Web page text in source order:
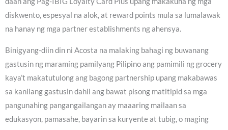
diskwento, espesyal na alok, at reward points mula sa lumalawak
na hanay ng mga partner establishments ng ahensya.
Binigyang-diin din ni Acosta na malaking bahagi ng buwanang
gastusin ng maraming pamilyang Pilipino ang pamimili ng grocery
kaya’t makatutulong ang bagong partnership upang makabawas
sa kanilang gastusin dahil ang bawat pisong matitipid sa mga
pangunahing pangangailangan ay maaaring mailaan sa
edukasyon, pamasahe, bayarin sa kuryente at tubig, o maging